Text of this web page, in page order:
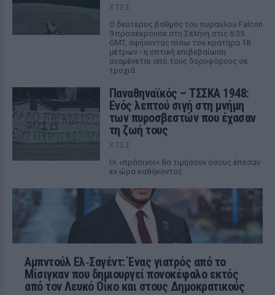
ΧΤΕΣ
Ο δεύτερος βαθμός του πυραύλου Falcon
9 προσέκρουσε στη Σελήνη στις 6:35
GMT, αφήνοντας πίσω του κρατήρα 18
μέτρων - η οπτική επιβεβαίωση
αναμένεται από τους δορυφόρους σε
τροχιά
Παναθηναϊκός – ΤΣΣΚΑ 1948:
Ενός λεπτού σιγή στη μνήμη
των πυροσβεστών που έχασαν
τη ζωή τους
ΧΤΕΣ
Οι «πράσινοι« θα τιμήσουν όσους έπεσαν
εν ώρα καθήκοντος
Αμπντούλ Ελ‑Σαγέντ: Ένας γιατρός από το
Μίσιγκαν που δημιουργεί πονοκέφαλο εκτός
από τον Λευκό Οίκο και στους Δημοκρατικούς